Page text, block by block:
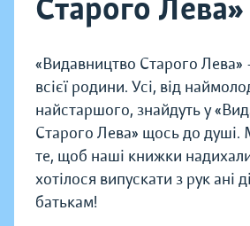
Старого Лева»
«Видавництво Старого Лева»
всієї родини. Усі, від
найстаршого, знайдуть у
Старого Лева» щось до
те, щоб наші книжки надихали
хотілося випускати з рук ані
батькам!